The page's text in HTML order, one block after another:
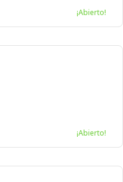
¡Abierto!
¡Abierto!